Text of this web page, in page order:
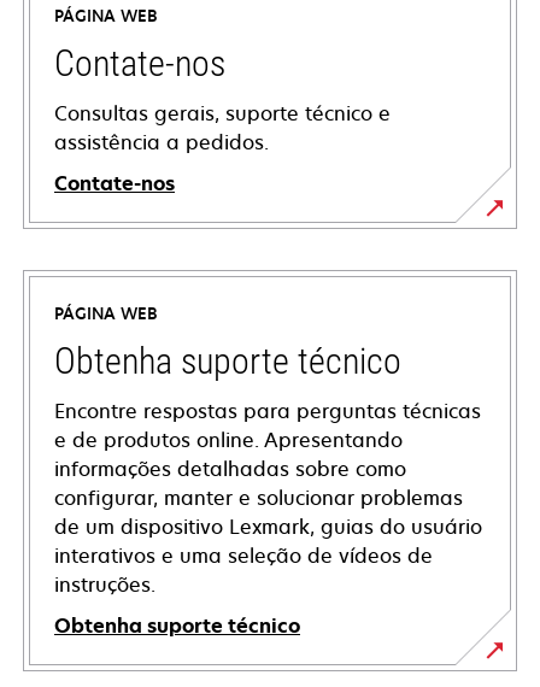
PÁGINA WEB
Contate-nos
Consultas gerais, suporte técnico e
assistência a pedidos.
Contate-nos
PÁGINA WEB
Obtenha suporte técnico
Encontre respostas para perguntas técnicas
e de produtos online. Apresentando
informações detalhadas sobre como
configurar, manter e solucionar problemas
de um dispositivo Lexmark, guias do usuário
interativos e uma seleção de vídeos de
instruções.
Obtenha suporte técnico
opens